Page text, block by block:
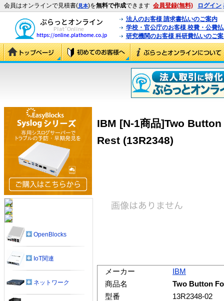
会員はオンラインで見積書(見本)を無料で作成できます 会員登録(無料) ログイン
法人のお客様 請求書払いのご案内
学校・官公庁のお客様 校費・公費
研究機関のお客様 科研費払いのご
IBM [N-1商品]Two
Rest (13R2348)
メーカー
IBM
商品名
Two Button
型番
13R2348-02
OpenBlocks
IoT関連
ネットワーク